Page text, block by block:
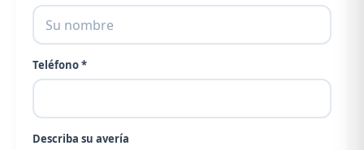
Teléfono *
Describa su avería